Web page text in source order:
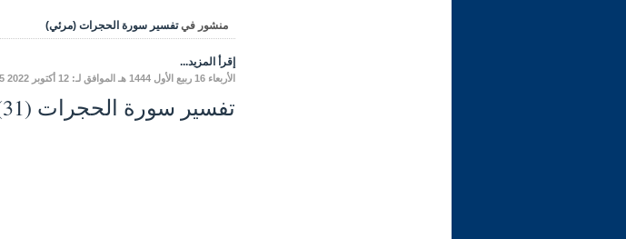
منشور في تفسير سورة الحجرات (مرئي)
إقرأ المزيد...
الأربعاء 16 ربيع الأول 1444 هـ الموافق لـ: 12 أكتوبر 2022 05:35
تفسير سورة الحجرات (31) الآية 12: تابع التّحذيرمن الغيبة ومظاهرِها